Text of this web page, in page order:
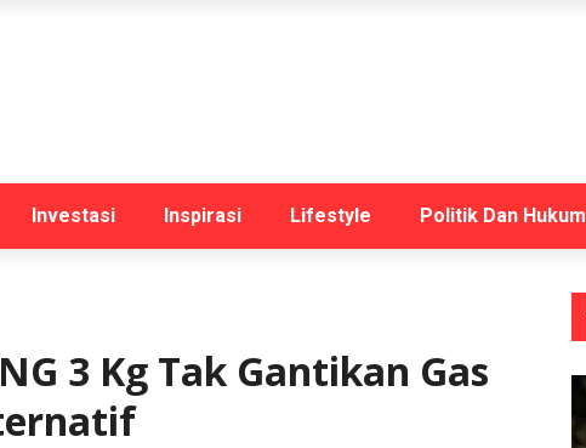
Investasi Inspirasi Lifestyle Politik Dan Hukum
3 Kg Tak Gantikan Gas